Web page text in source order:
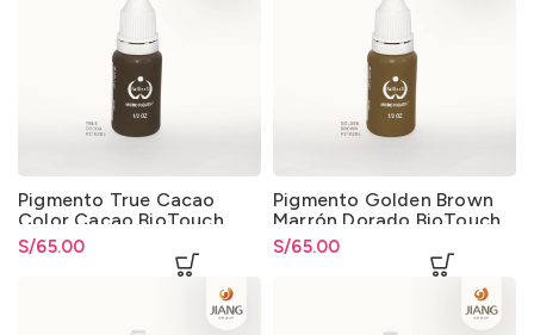
Pigmento True Cacao
Color Cacao BioTouch
Maquillaje Permanente y
Microblading
S/65.00
Pigmento Golden Brown
Marrón Dorado BioTouch
Maquillaje Permanente y
Microblading
S/65.00